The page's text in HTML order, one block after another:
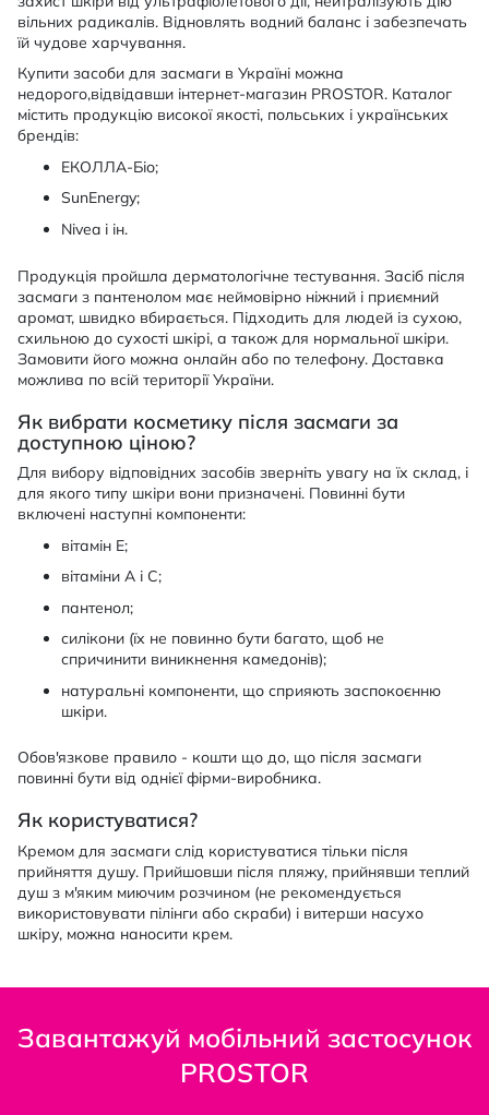
вільних радикалів. Відновлять водний баланс і забезпечать
їй чудове харчування.
Купити засоби для засмаги в Україні можна
недорого,відвідавши інтернет-магазин PROSTOR. Каталог
містить продукцію високої якості, польських і українських
брендів:
ЕКОЛЛА-Біо;
SunEnergy;
Nivea і ін.
Продукція пройшла дерматологічне тестування. Засіб після
засмаги з пантенолом має неймовірно ніжний і приємний
аромат, швидко вбирається. Підходить для людей із сухою,
схильною до сухості шкірі, а також для нормальної шкіри.
Замовити його можна онлайн або по телефону. Доставка
можлива по всій території України.
Як вибрати косметику після засмаги за
доступною ціною?
Для вибору відповідних засобів зверніть увагу на їх склад, і
для якого типу шкіри вони призначені. Повинні бути
включені наступні компоненти:
вітамін Е;
вітаміни А і С;
пантенол;
силікони (їх не повинно бути багато, щоб не
спричинити виникнення камедонів);
натуральні компоненти, що сприяють заспокоєнню
шкіри.
Обов'язкове правило - кошти що до, що після засмаги
повинні бути від однієї фірми-виробника.
Як користуватися?
Кремом для засмаги слід користуватися тільки після
прийняття душу. Прийшовши після пляжу, прийнявши теплий
душ з м'яким миючим розчином (не рекомендується
використовувати пілінги або скраби) і витерши насухо
шкіру, можна наносити крем.
Завантажуй мобільний застосунок
PROSTOR